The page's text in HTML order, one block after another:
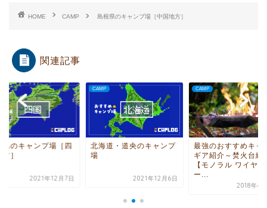
HOME CAMP 島根県のキャンプ場［中国地方］
関連記事
県のキャンプ場［四
］
2021年12月7日
CAMP
北海道・道央のキャンプ
場
2021年12月6日
CAMP
最強のおすすめキャ
ギア紹介～焚火台編
【モノラル ワイヤ
ー...
2018年4